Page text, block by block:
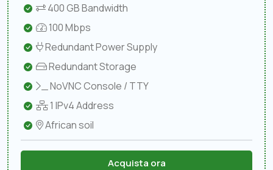
400 GB Bandwidth
100 Mbps
Redundant Power Supply
Redundant Storage
NoVNC Console / TTY
1 IPv4 Address
African soil
Acquista ora